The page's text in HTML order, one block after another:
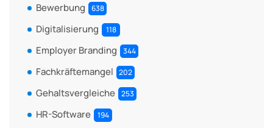
Bewerbung 638
Digitalisierung 118
Employer Branding 344
Fachkräftemangel 202
Gehaltsvergleiche 253
HR-Software 194